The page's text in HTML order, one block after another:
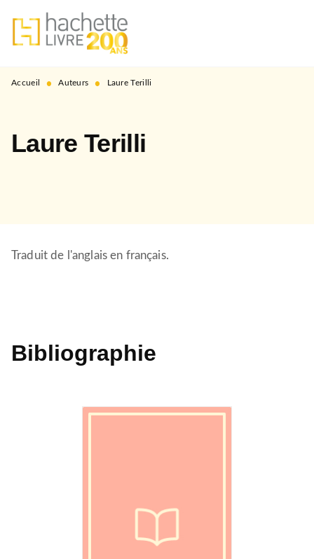
MENU RECHERCHE
PIED DE PAGE
Accueil • Auteurs • Laure Terilli
Laure Terilli
Traduit de l'anglais en français.
Bibliographie